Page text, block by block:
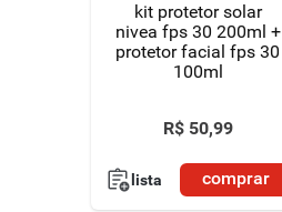
kit protetor solar
nivea fps 30 200ml +
protetor facial fps 30
100ml
R$ 50,99
lista comprar
chocolate